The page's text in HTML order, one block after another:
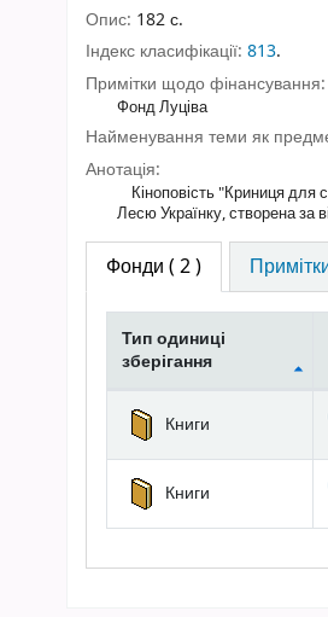
Опис: 182 с.
Індекс класифікації: 813.
Примітки щодо фінансування:
Фонд Луціва
Найменування теми як
Анотація:
Кіноповість "Криниця для
Лесю Українку, створена за
Фонди ( 2 )
Тип одиниці
зберігання
Книги
Книги